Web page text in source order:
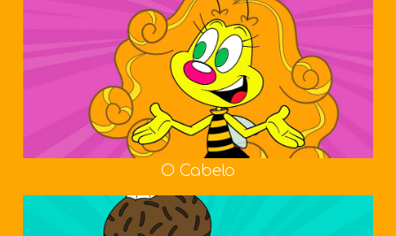
O Cabelo